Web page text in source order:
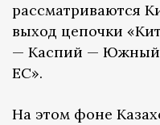
рассматриваются
выход цепочки
— Каспий — Южный
ЕС».
На этом фоне